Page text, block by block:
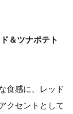
＆ツナポテト
食感に、レッド
クセントとして